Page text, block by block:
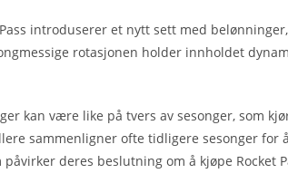
Pass introduserer et nytt sett med
rotasjonen holder innholdet
kan være like på tvers av sesonger, som
sammenligner ofte tidligere sesonger for
påvirker deres beslutning om å kjøpe Rocket